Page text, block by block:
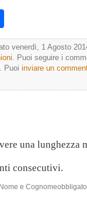
venerdì, 1 Agosto
. Puoi seguire i
. Puoi inviare un
una lunghezza
consecutivi.
Nome e